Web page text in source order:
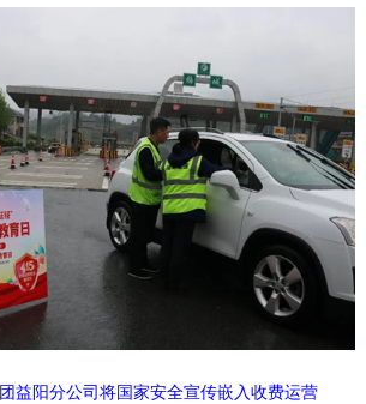
益阳分公司将国家安全宣传嵌入收费运营